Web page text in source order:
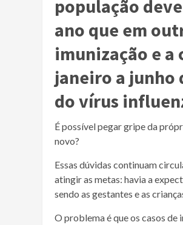
população
ano que em
imunização e a
janeiro a junho
do vírus
É possível pegar gripe da
novo?
Essas dúvidas continuam
atingir as metas: havia a
sendo as gestantes e as
O problema é que os casos de